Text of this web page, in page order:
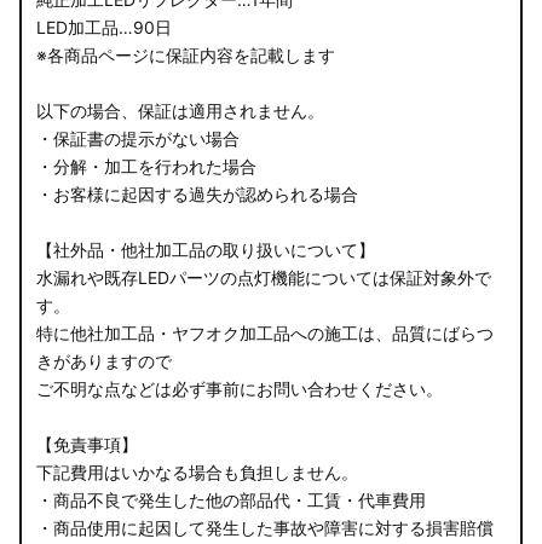
GN0W アウトランダー
GK1W/GK9W エクリプスクロス
CV1W デリカD:5
B34A/B35A/B37A/B38A デリカミニ
B34W/B35W/B37W/B38W ekクロススペース
B34W/B35W/B37W/B38W ekクロス
KG CX-8
GU クロストレック
GU インプレッサ
LED加工品…90日
※各商品ページに保証内容を記載します
以下の場合、保証は適用されません。
・保証書の提示がない場合
・分解・加工を行われた場合
・お客様に起因する過失が認められる場合
【社外品・他社加工品の取り扱いについて】
水漏れや既存LEDパーツの点灯機能については保証対象外で
す。
特に他社加工品・ヤフオク加工品への施工は、品質にばらつ
きがありますので
ご不明な点などは必ず事前にお問い合わせください。
【免責事項】
下記費用はいかなる場合も負担しません。
・商品不良で発生した他の部品代・工賃・代車費用
・商品使用に起因して発生した事故や障害に対する損害賠償